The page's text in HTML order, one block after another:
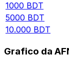
1000 BDT
5000 BDT
10.000 BDT
Grafico da